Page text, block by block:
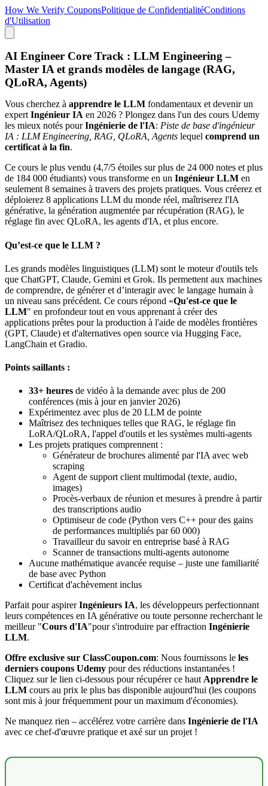
How We Verify CouponsPolitique de ConfidentialitéConditions
d'Utilisation
AI Engineer Core Track : LLM Engineering –
Master IA et grands modèles de langage (RAG,
QLoRA, Agents)
Vous cherchez à apprendre le LLM fondamentaux et devenir un
expert Ingénieur IA en 2026 ? Plongez dans l'un des cours Udemy
les mieux notés pourIngénierie de l'IA: Piste de base d'ingénieur
IA : LLM Engineering, RAG, QLoRA, Agents lequel comprend un
certificat à la fin.
Ce cours le plus vendu (4,7/5 étoiles sur plus de 24 000 notes et plus
de 184 000 étudiants) vous transforme en un Ingénieur LLM en
seulement 8 semaines à travers des projets pratiques. Vous créerez et
déploierez 8 applications LLM du monde réel, maîtriserez l'IA
générative, la génération augmentée par récupération (RAG), le
réglage fin avec QLoRA, les agents d'IA, et plus encore.
Qu’est-ce que le LLM ?
Les grands modèles linguistiques (LLM) sont le moteur d'outils tels
que ChatGPT, Claude, Gemini et Grok. Ils permettent aux machines
de comprendre, de générer et d’interagir avec le langage humain à
un niveau sans précédent. Ce cours répond «Qu'est-ce que le
LLM" en profondeur tout en vous apprenant à créer des
applications prêtes pour la production à l'aide de modèles frontières
(GPT, Claude) et d'alternatives open source via Hugging Face,
LangChain et Gradio.
Points saillants :
33+ heures de vidéo à la demande avec plus de 200
conférences (mis à jour en janvier 2026)
Expérimentez avec plus de 20 LLM de pointe
Maîtrisez des techniques telles que RAG, le réglage fin
LoRA/QLoRA, l'appel d'outils et les systèmes multi-agents
Les projets pratiques comprennent :
Générateur de brochures alimenté par l'IA avec web
scraping
Agent de support client multimodal (texte, audio,
images)
Procès-verbaux de réunion et mesures à prendre à partir
des transcriptions audio
Optimiseur de code (Python vers C++ pour des gains
de performances multipliés par 60 000)
Travailleur du savoir en entreprise basé à RAG
Scanner de transactions multi-agents autonome
Aucune mathématique avancée requise – juste une familiarité
de base avec Python
Certificat d'achèvement inclus
Parfait pour aspirerIngénieurs IA, les développeurs perfectionnant
leurs compétences en IA générative ou toute personne recherchant le
meilleur "Cours d'IA"pour s'introduire par effraction Ingénierie
LLM.
Offre exclusive sur ClassCoupon.com: Nous fournissons le les
derniers coupons Udemy pour des réductions instantanées !
Cliquez sur le lien ci-dessous pour récupérer ce haut Apprendre le
LLM cours au prix le plus bas disponible aujourd'hui (les coupons
sont mis à jour fréquemment pour un maximum d'économies).
Ne manquez rien – accélérez votre carrière dans Ingénierie de l'IA
avec ce chef-d'œuvre pratique et axé sur un projet !